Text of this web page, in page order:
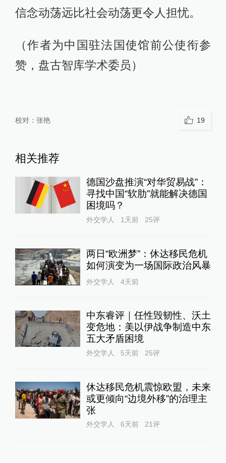
信念动荡远比社会动荡更令人担忧。
（作者为中国驻法国使馆前公使衔参
赞，盘古智库学术委员）
校对： 张艳 19
相关推荐
德国沙盘推演“对华贸易战”：
寻找中国“软肋”就能解决德国
困境吗？
外交学人 1天前 25评
两日“欧洲梦”：休达移民危机
如何演变为一场国际政治风暴
外交学人 4天前
中东睿评｜任性毁韧性、沃土
变危地：美以伊战争制造中东
五大矛盾困境
外交学人 5天前 25评
休达移民危机震惊欧盟，未来
或更倾向“边境外移”的治理主
张
外交学人 6天前 21评